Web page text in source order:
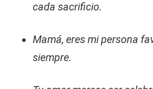
cada sacrificio.
Mamá, eres mi persona
siempre.